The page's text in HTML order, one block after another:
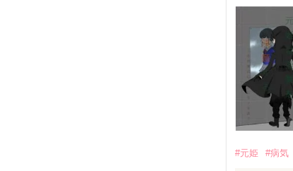
『──の
｢なんで
『生きて
｢あんた
『産まれ
#元姫 #病気